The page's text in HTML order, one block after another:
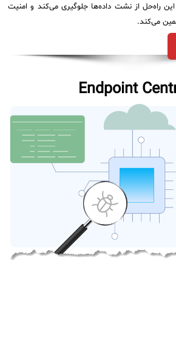
این راه‌حل از نشت داده‌ها جلوگیری می‌کند و امنیت
می‌کند.
Endpoint